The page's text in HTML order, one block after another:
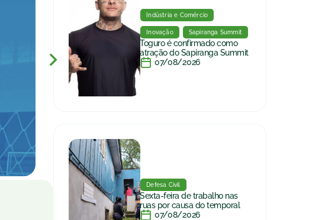
Indústria e Comércio
Inovação Sapiranga Summit
Toguro é confirmado como
atração do Sapiranga Summit
07/08/2026
Defesa Civil
Sexta-feira de trabalho nas
ruas por causa do temporal
07/08/2026